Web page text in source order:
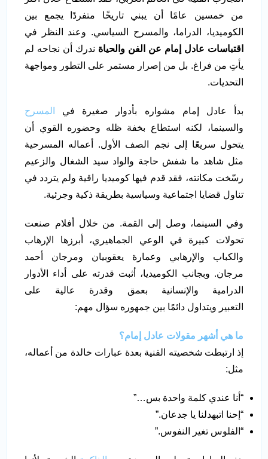
من خمسين عامًا أن يبني تاريخًا متفردًا يجمع بين
الكوميديا، الدراما، والمسرح السياسي. وعند النظر في
اقتباسات عادل إمام عن الفن والحياة ندرك أن نجاحه لم
يأتِ من فراغ. بل من إصرار مستمر على التطور ومواجهة
التحديات.
بدأ عادل إمام مشواره بأدوار صغيرة في
المسرح
والسينما، لكنه استطاع بخفة ظله وحضوره القوي أن
يتحول سريعًا إلى نجم الصف الأول. أعماله المسرحية
مثل شاهد ما شفش حاجة والواد سيد الشغال والزعيم
رسّخت مكانته، فقد قدم فيها كوميديا راقية ولم يتردد في
تناول قضايا اجتماعية وسياسية بطريقة ذكية وجرئية.
وفي السينما، وصل إلى القمة. من خلال أفلام صنعت
تحولات كبيرة في الوعي الجماهيري، أبرزها الإرهاب
والكباب والإرهابي وعمارة يعقوبيان ومرجان أحمد
مرجان. وبجانب الكوميديا، أثبت قدرته على أداء الأدوار
الدرامية والإنسانية بعمق وقدرة عالية على
التعبير ويتداول دائمًا بين جمهوره سؤال مهم:
ما هي أشهر مقولات عادل إمام؟
إذ ارتبطت شخصيته الفنية بعدة عبارات خالدة من أعماله،
مثل:
“أنا عندي كلمة واحدة بس…”
“إحنا اتبهدلنا يا جدعان.”
“الفلوس تغير النفوس.”